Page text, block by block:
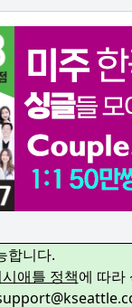
합니다.
애틀 정책에 따라